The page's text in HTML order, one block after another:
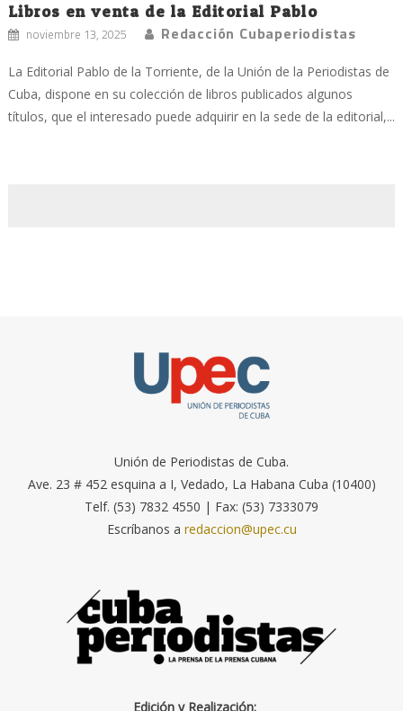
Libros en venta de la Editorial Pablo
noviembre 13, 2025 Redacción Cubaperiodistas
La Editorial Pablo de la Torriente, de la Unión de la Periodistas de
Cuba, dispone en su colección de libros publicados algunos
títulos, que el interesado puede adquirir en la sede de la editorial,...
Unión de Periodistas de Cuba.
Ave. 23 # 452 esquina a I, Vedado, La Habana Cuba (10400)
Telf. (53) 7832 4550 | Fax: (53) 7333079
Escríbanos a redaccion@upec.cu
Edición y Realización: